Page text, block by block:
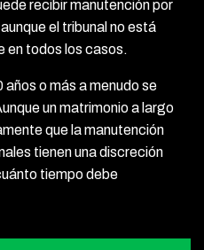
recibir manutención por
el tribunal no está
en todos los casos.
años o más a menudo se
un matrimonio a largo
que la manutención
tienen una discreción
tiempo debe